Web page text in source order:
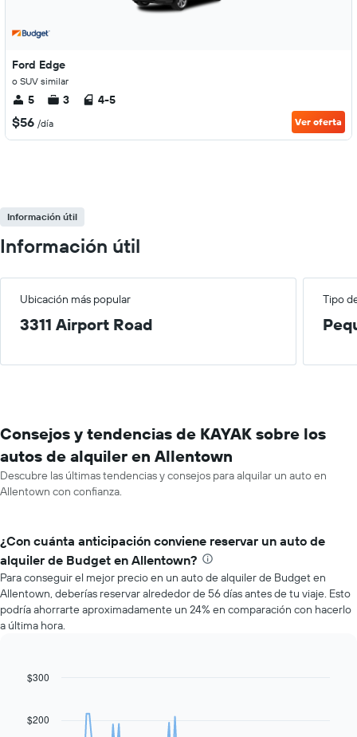
Ford Edge
o SUV similar
5 3 4-5
$56 /día Ver oferta
Información útil
Información útil
Ubicación más popular Tipo
3311 Airport Road
Consejos y tendencias de KAYAK sobre los
autos de alquiler en Allentown
Descubre las últimas tendencias y consejos para alquilar un auto en
Allentown con confianza.
¿Con cuánta anticipación conviene reservar un auto de
alquiler de Budget en Allentown?
Para conseguir el mejor precio en un auto de alquiler de Budget en
Allentown, deberías reservar alrededor de 56 días antes de tu viaje. Esto
podría ahorrarte aproximadamente un 24% en comparación con hacerlo
a última hora.
Line
91
data
Chart
$200
$300